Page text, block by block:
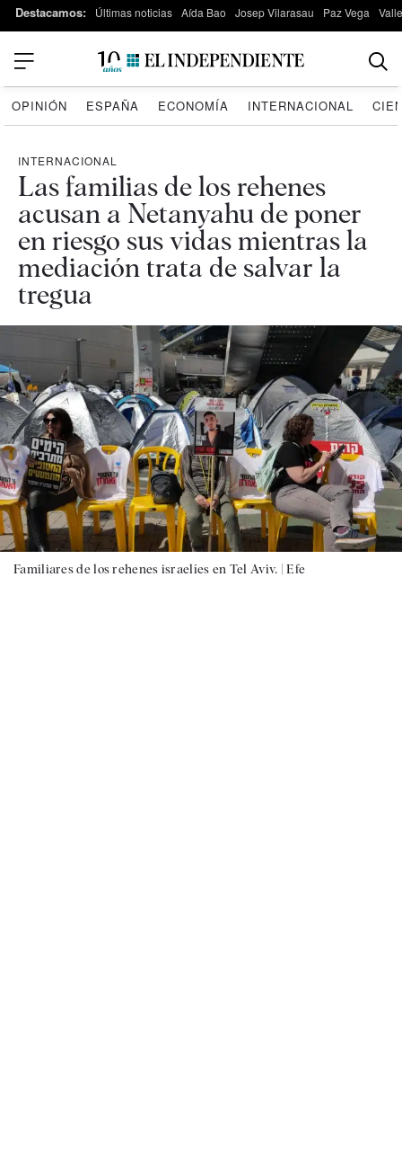
Destacamos: Últimas noticias Aída Bao Josep Vilarasau Paz Vega
OPINIÓN ESPAÑA ECONOMÍA INTERNACIONAL
INTERNACIONAL
Las familias de los rehenes
acusan a Netanyahu de poner
en riesgo sus vidas mientras la
mediación trata de salvar la
tregua
Familiares de los rehenes israelíes en Tel Aviv. |Efe